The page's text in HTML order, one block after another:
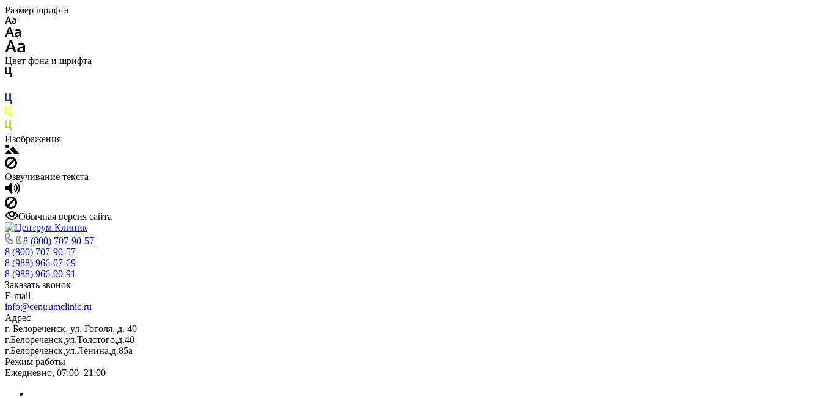
Размер шрифта
Цвет фона и шрифта
Изображения
Озвучивание текста
Обычная версия сайта
8 (800) 707-90-57
8 (800) 707-90-57
8 (988) 966-07-69
8 (988) 966-00-91
Заказать звонок
E-mail
info@centrumclinic.ru
Адрес
г. Белореченск, ул. Гоголя, д. 40
г.Белореченск,ул.Толстого,д.40
г.Белореченск,ул.Ленина,д.85а
Режим работы
Ежедневно, 07:00–21:00